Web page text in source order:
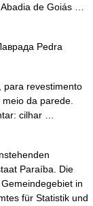
Abadia de Goiás …
Pedra
revestimento
da parede.
cilhar …
Paraíba. Die
in
für Statistik und